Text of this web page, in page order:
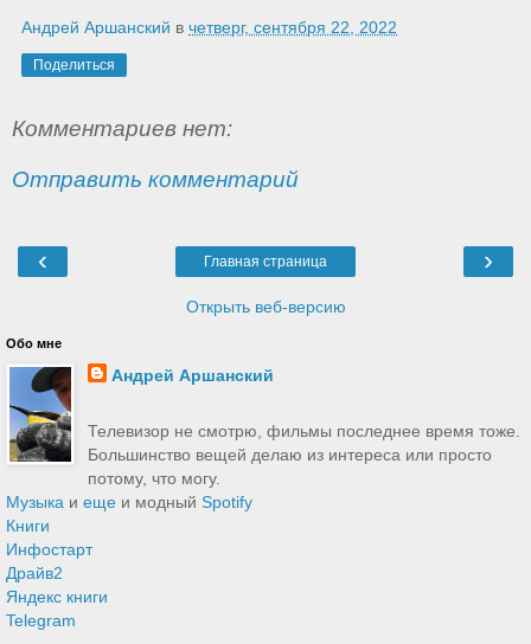
Андрей Аршанский в четверг, сентября 22, 2022
Поделиться
Комментариев нет:
Отправить комментарий
‹ ›
Главная страница
Открыть веб-версию
Обо мне
Андрей Аршанский
Телевизор не смотрю, фильмы последнее время тоже.
Большинство вещей делаю из интереса или просто
потому, что могу.
Музыка и еще и модный Spotify
Книги
Инфостарт
Драйв2
Яндекс книги
Telegram